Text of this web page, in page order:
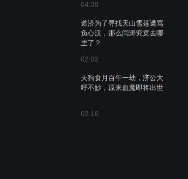
04:38
道济为了寻找天山雪莲遭骂
负心汉，那么闫涛究竟去哪
里了？
02:02
天狗食月百年一劫，济公大
呼不妙，原来血魔即将出世
02:16